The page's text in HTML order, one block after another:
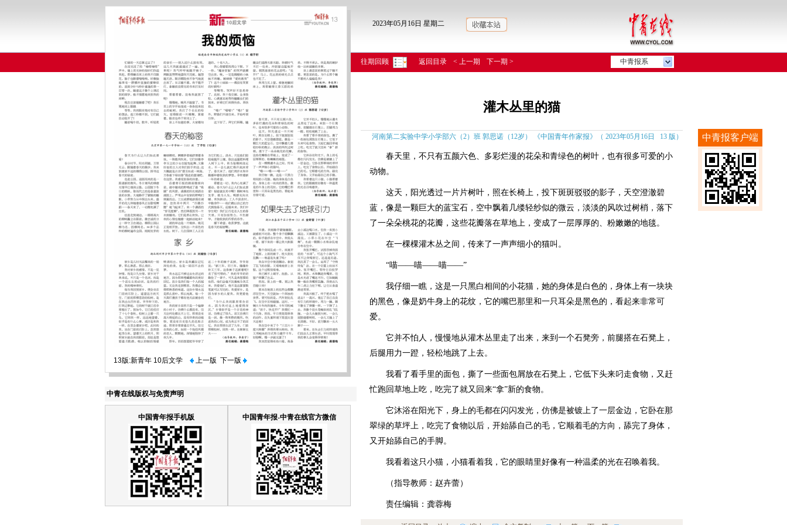
中青报客户端
13版:新青年 10后文学 上一版 下一版
中青在线版权与免责声明
中国青年报手机版 中国青年报-中青在线官方微信
2023年05月16日 星期二
往期回顾 返回目录 < 上一期 下一期 > 中青报系
灌木丛里的猫
河南第二实验中学小学部六（2）班 郭思诺（12岁） 《中国青年作家报》（ 2023年05月16日 13 版）
春天里，不只有五颜六色、多彩烂漫的花朵和青绿色的树叶，也有很多可爱的小
动物。
这天，阳光透过一片片树叶，照在长椅上，投下斑斑驳驳的影子，天空澄澈碧
蓝，像是一颗巨大的蓝宝石，空中飘着几缕轻纱似的微云，淡淡的风吹过树梢，落下
了一朵朵桃花的花瓣，这些花瓣落在草地上，变成了一层厚厚的、粉嫩嫩的地毯。
在一棵棵灌木丛之间，传来了一声声细小的猫叫。
“喵——喵——喵——”
我仔细一瞧，这是一只黑白相间的小花猫，她的身体是白色的，身体上有一块块
的黑色，像是奶牛身上的花纹，它的嘴巴那里和一只耳朵是黑色的，看起来非常可
爱。
它并不怕人，慢慢地从灌木丛里走了出来，来到一个石凳旁，前腿搭在石凳上，
后腿用力一蹬，轻松地跳了上去。
我看了看手里的面包，撕了一些面包屑放在石凳上，它低下头来叼走食物，又赶
忙跑回草地上吃，吃完了就又回来“拿”新的食物。
它沐浴在阳光下，身上的毛都在闪闪发光，仿佛是被镀上了一层金边，它卧在那
翠绿的草坪上，吃完了食物以后，开始舔自己的毛，它顺着毛的方向，舔完了身体，
又开始舔自己的手脚。
我看着这只小猫，小猫看着我，它的眼睛里好像有一种温柔的光在召唤着我。
（指导教师：赵卉蕾）
责任编辑：龚蓉梅